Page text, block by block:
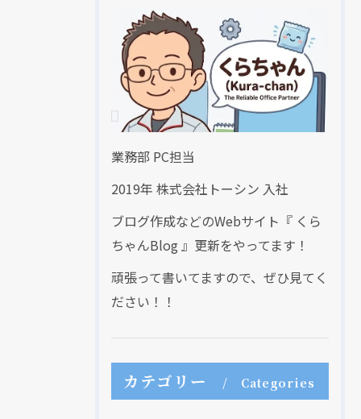
業務部 PC担当
2019年 株式会社トーシン 入社
ブログ作成などのWebサイト『 くら
ちゃんBlog 』更新をやってます！
頑張って書いてますので、ぜひ見てく
ださい！！
カテゴリー Categories